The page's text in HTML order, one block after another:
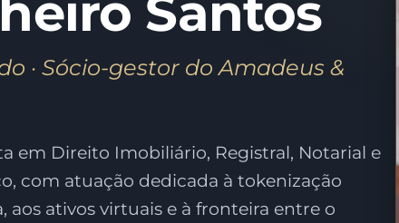
Santos
· Sócio-gestor do Amadeus &
em Direito Imobiliário, Registral, Notarial e
com atuação dedicada à tokenização
aos ativos virtuais e à fronteira entre o